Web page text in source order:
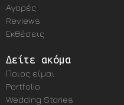
Αγορές
Reviews
Εκθέσεις
Δείτε ακόμα
Ποιος είμαι
Portfolio
Wedding Stories